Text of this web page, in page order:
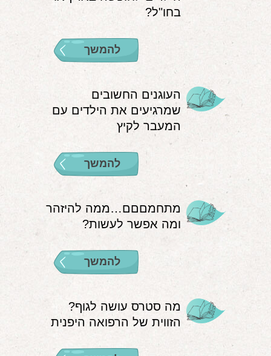
052-6868768
בחו"ל?
להמשך
העוגנים החשובים
שמרגיעים את הילדים עם
המעבר לקיץ
להמשך
מתחמםםם…ממה להיזהר
ומה אפשר לעשות?
להמשך
מה סטרס עושה לגוף?
הזווית של הרפואה היפנית